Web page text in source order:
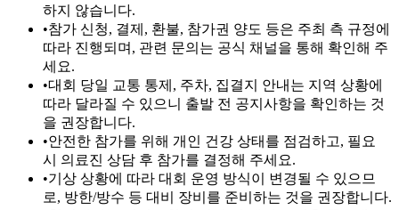
하지 않습니다.
•참가 신청, 결제, 환불, 참가권 양도 등은 주최 측 규정에
따라 진행되며, 관련 문의는 공식 채널을 통해 확인해 주
세요.
•대회 당일 교통 통제, 주차, 집결지 안내는 지역 상황에
따라 달라질 수 있으니 출발 전 공지사항을 확인하는 것
을 권장합니다.
•안전한 참가를 위해 개인 건강 상태를 점검하고, 필요
시 의료진 상담 후 참가를 결정해 주세요.
•기상 상황에 따라 대회 운영 방식이 변경될 수 있으므
로, 방한/방수 등 대비 장비를 준비하는 것을 권장합니다.